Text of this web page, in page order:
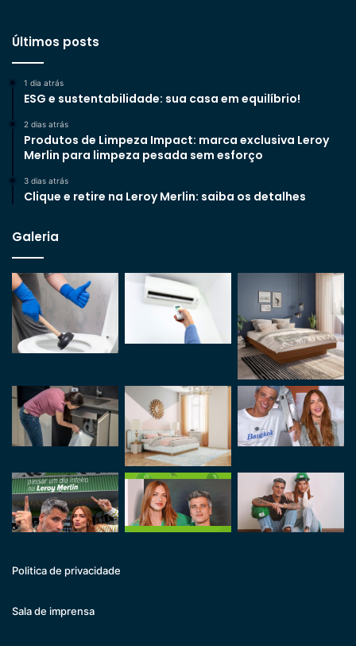
Últimos posts
1 dia atrás
ESG e sustentabilidade: sua casa em equilíbrio!
2 dias atrás
Produtos de Limpeza Impact: marca exclusiva Leroy
Merlin para limpeza pesada sem esforço
3 dias atrás
Clique e retire na Leroy Merlin: saiba os detalhes
Galeria
Politica de privacidade
Sala de imprensa